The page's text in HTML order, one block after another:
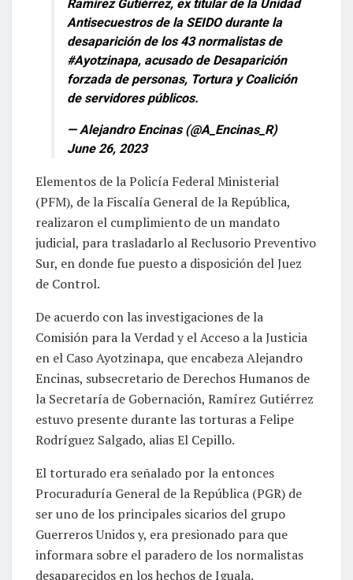
Ramírez Gutiérrez, ex titular de la Unidad
Antisecuestros de la SEIDO durante la
desaparición de los 43 normalistas de
#Ayotzinapa, acusado de Desaparición
forzada de personas, Tortura y Coalición
de servidores públicos.
— Alejandro Encinas (@A_Encinas_R)
June 26, 2023
Elementos de la Policía Federal Ministerial
(PFM), de la Fiscalía General de la República,
realizaron el cumplimiento de un mandato
judicial, para trasladarlo al Reclusorio Preventivo
Sur, en donde fue puesto a disposición del Juez
de Control.
De acuerdo con las investigaciones de la
Comisión para la Verdad y el Acceso a la Justicia
en el Caso Ayotzinapa, que encabeza Alejandro
Encinas, subsecretario de Derechos Humanos de
la Secretaría de Gobernación, Ramírez Gutiérrez
estuvo presente durante las torturas a Felipe
Rodríguez Salgado, alias El Cepillo.
El torturado era señalado por la entonces
Procuraduría General de la República (PGR) de
ser uno de los principales sicarios del grupo
Guerreros Unidos y, era presionado para que
informara sobre el paradero de los normalistas
desaparecidos en los hechos de Iguala.